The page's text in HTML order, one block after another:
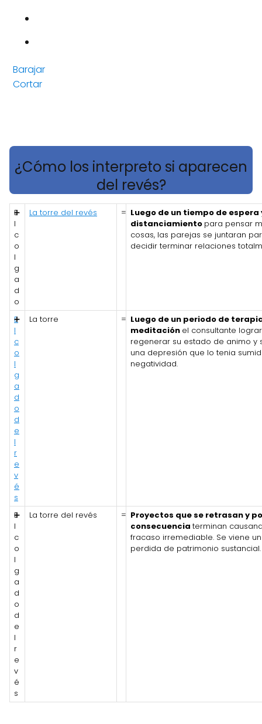
Barajar
Cortar
¿Cómo los interpreto si aparecen
del revés?
E
l
c
o
l
g
a
d
o
➕ La torre del revés = Luego de un tiempo de espera
distanciamiento para pensar
cosas, las parejas se juntaran
decidir terminar relaciones
E
l
c
o
l
g
a
d
o
d
e
l
r
e
v
é
s
➕ La torre = Luego de un periodo de
meditación el consultante
regenerar su estado de animo y
una depresión que lo tenia
negatividad.
E
l
c
o
l
g
a
d
o
d
e
l
r
e
v
é
s
➕ La torre del revés = Proyectos que se retrasan y
consecuencia terminan
fracaso irremediable. Se viene
perdida de patrimonio sustancial.